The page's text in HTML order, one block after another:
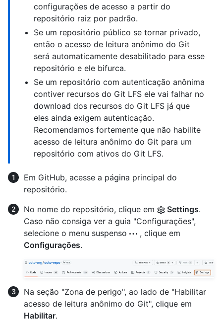
configurações de acesso a partir do
repositório raiz por padrão.
Se um repositório público se tornar privado,
então o acesso de leitura anônimo do Git
será automaticamente desabilitado para esse
repositório e ele bifurca.
Se um repositório com autenticação anônima
contiver recursos do Git LFS ele vai falhar no
download dos recursos do Git LFS já que
eles ainda exigem autenticação.
Recomendamos fortemente que não habilite
acesso de leitura anônimo do Git para um
repositório com ativos do Git LFS.
Em GitHub, acesse a página principal do
repositório.
No nome do repositório, clique em
Settings.
Caso não consiga ver a guia "Configurações",
selecione o menu suspenso
, clique em
Configurações.
Na seção "Zona de perigo", ao lado de "Habilitar
acesso de leitura anônimo do Git", clique em
Habilitar.